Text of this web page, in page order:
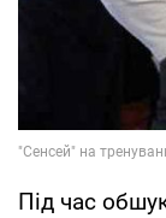
Під час